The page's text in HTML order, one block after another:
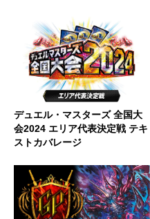
デュエル・マスターズ 全国大
会2024 エリア代表決定戦 テキ
ストカバレージ